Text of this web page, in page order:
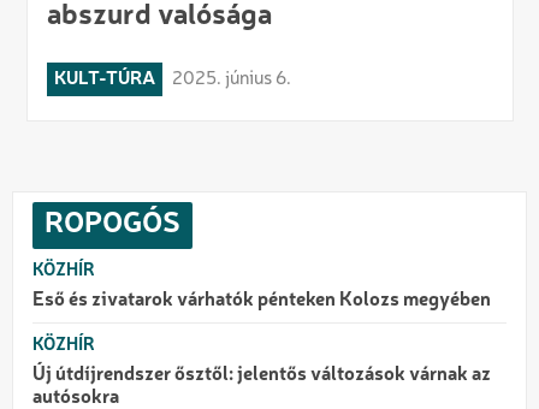
abszurd valósága
KULT-TÚRA 2025. június 6.
ROPOGÓS
KÖZHÍR
Eső és zivatarok várhatók pénteken Kolozs megyében
KÖZHÍR
Új útdíjrendszer ősztől: jelentős változások várnak az
autósokra